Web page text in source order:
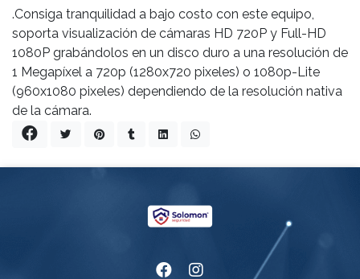
.Consiga tranquilidad a bajo costo con este equipo,
soporta visualización de cámaras HD 720P y Full-HD
1080P grabándolos en un disco duro a una resolución de
1 Megapíxel a 720p (1280x720 pixeles) o 1080p-Lite
(960x1080 pixeles) dependiendo de la resolución nativa
de la cámara.